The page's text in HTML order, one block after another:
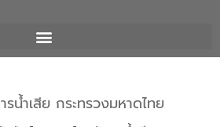
น้ำเสีย กระทรวงมหาดไทย